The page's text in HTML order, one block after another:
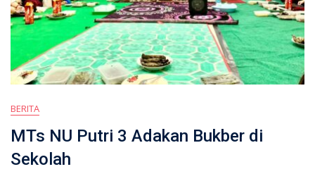
BERITA
MTs NU Putri 3 Adakan Bukber di
Sekolah